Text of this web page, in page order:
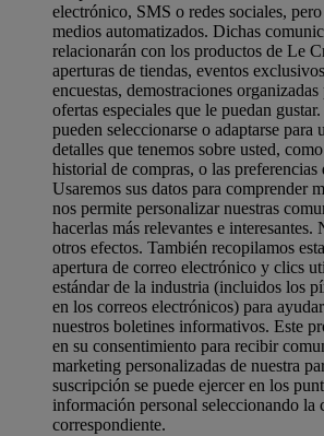
electrónico, SMS o redes sociales,
medios automatizados. Dichas
relacionarán con los productos de Le
aperturas de tiendas, eventos
encuestas, demostraciones
ofertas especiales que le puedan
pueden seleccionarse o adaptarse para
detalles que tenemos sobre usted,
historial de compras, o las preferencias
Usaremos sus datos para comprender
nos permite personalizar nuestras
hacerlas más relevantes e interesantes.
otros efectos. También recopilamos
apertura de correo electrónico y clics
estándar de la industria (incluidos los
en los correos electrónicos) para
nuestros boletines informativos. Este
en su consentimiento para recibir
marketing personalizadas de nuestra
suscripción se puede ejercer en los
información personal seleccionando la
correspondiente.